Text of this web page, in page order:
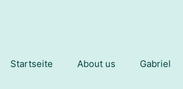
Startseite About us Gabriel